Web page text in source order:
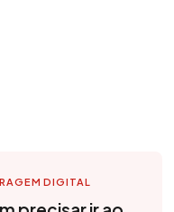
DIGITAL